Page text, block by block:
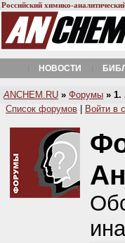
Российский химико-
НОВОСТИ
A NCHEM.RU » Форумы » 1.
Список форумов
Войти в